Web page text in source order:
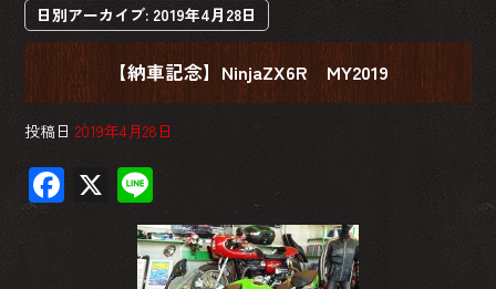
日別アーカイブ: 2019年4月28日
【納車記念】NinjaZX6R MY2019
投稿日 2019年4月28日
F
ac
X
ne